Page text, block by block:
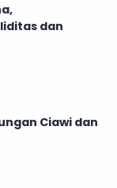
dan
Ciawi dan